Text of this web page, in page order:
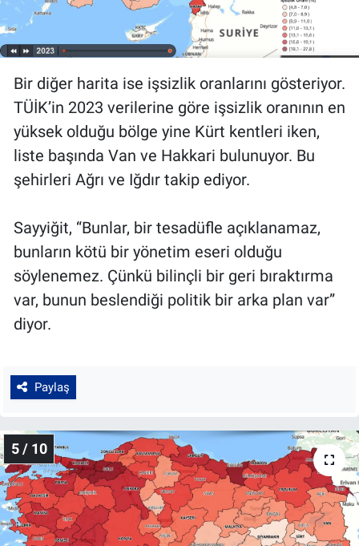
Bir diğer harita ise işsizlik oranlarını gösteriyor.
TÜİK’in 2023 verilerine göre işsizlik oranının en
yüksek olduğu bölge yine Kürt kentleri iken,
liste başında Van ve Hakkari bulunuyor. Bu
şehirleri Ağrı ve Iğdır takip ediyor.
Sayyiğit, “Bunlar, bir tesadüfle açıklanamaz,
bunların kötü bir yönetim eseri olduğu
söylenemez. Çünkü bilinçli bir geri bıraktırma
var, bunun beslendiği politik bir arka plan var”
diyor.
Paylaş
5 / 10